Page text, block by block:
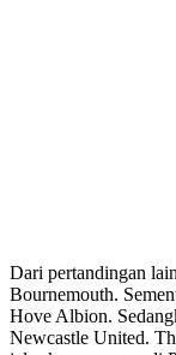
Dari pertandingan
Bournemouth.
Hove Albion.
Newcastle United.